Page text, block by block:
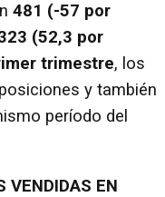
481 (-57 por
(52,3 por
trimestre, los
y también
período del
VENDIDAS EN